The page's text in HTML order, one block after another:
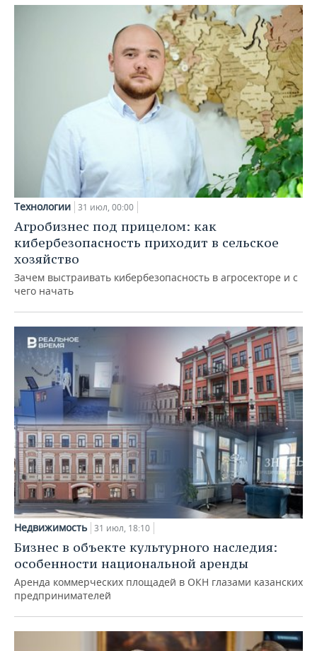
Технологии 31 июл, 00:00
Агробизнес под прицелом: как
кибербезопасность приходит в сельское
хозяйство
Зачем выстраивать кибербезопасность в агросекторе и с
чего начать
Недвижимость 31 июл, 18:10
Бизнес в объекте культурного наследия:
особенности национальной аренды
Аренда коммерческих площадей в ОКН глазами казанских
предпринимателей